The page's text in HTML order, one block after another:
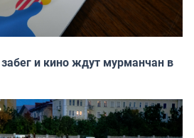
и кино ждут мурманчан в